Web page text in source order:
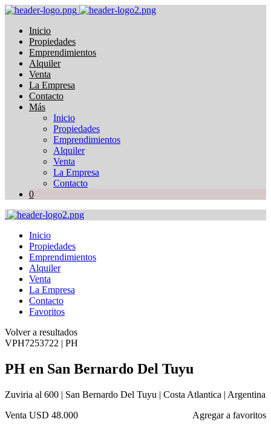
Inicio
Propiedades
Emprendimientos
Alquiler
Venta
La Empresa
Contacto
Más
Inicio
Propiedades
Emprendimientos
Alquiler
Venta
La Empresa
Contacto
0
Inicio
Propiedades
Emprendimientos
Alquiler
Venta
La Empresa
Contacto
Favoritos
Volver a resultados
VPH7253722 | PH
PH en San Bernardo Del Tuyu
Zuviria al 600 | San Bernardo Del Tuyu | Costa Atlantica | Argentina
Agregar a favoritos
Venta USD 48.000